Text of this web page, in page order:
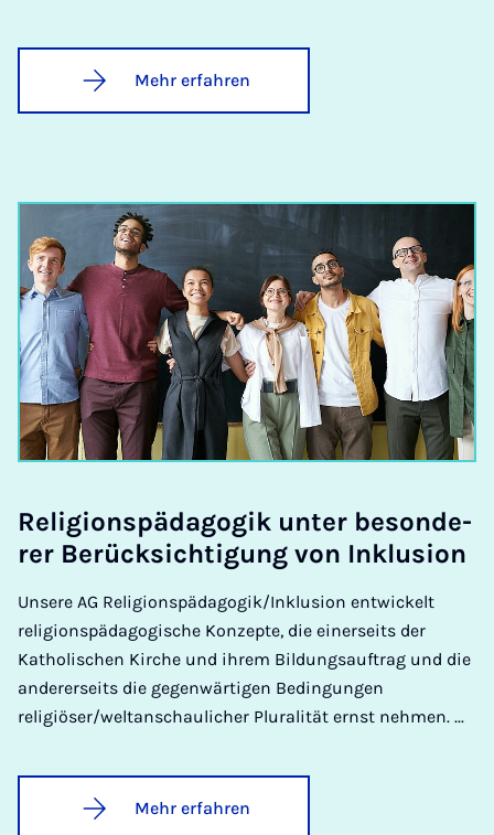
Mehr erfahren
Re­li­gi­ons­päd­ago­gik un­ter be­son­de­
rer Be­rück­sich­ti­gung von In­klu­si­on
Unsere AG Religionspädagogik/Inklusion entwickelt
religionspädagogische Konzepte, die einerseits der
Katholischen Kirche und ihrem Bildungsauftrag und die
andererseits die gegenwärtigen Bedingungen
religiöser/weltanschaulicher Pluralität ernst nehmen. ...
Mehr erfahren